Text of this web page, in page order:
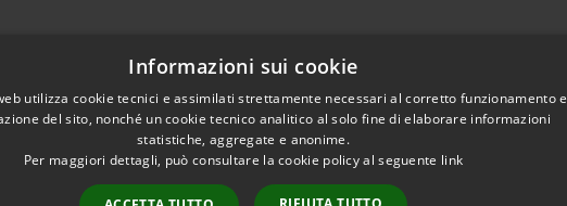
Informazioni sui cookie
utilizza cookie tecnici e assimilati strettamente necessari al corretto funzionamento e
del sito, nonché un cookie tecnico analitico al solo fine di elaborare informazioni
statistiche, aggregate e anonime.
Per maggiori dettagli, può consultare la cookie policy al seguente link